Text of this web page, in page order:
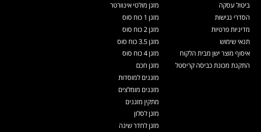
ביטול עסקה
הסדרי נגישות
מדיניות פרטיות
תנאי שימוש
איסוף מוצר ישן מבית הלקוח
התקנת מכונת כביסה קריסטל
מזגן מולטי אינוורטר
מזגן 1 כוח סוס
מזגן 2 כוח סוס
מזגן 3.5 כוח סוס
מזגן 4 כוח סוס
מזגן חכם
מזגנים למוסדות
מזגנים מומלצים
מתקין מזגנים
מזגן לסלון
מזגן לחדר שינה